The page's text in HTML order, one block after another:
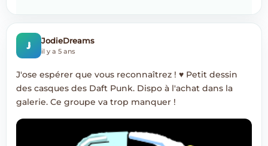
J JodieDreams
il y a 5 ans
J'ose espérer que vous reconnaîtrez ! ♥ Petit dessin
des casques des Daft Punk. Dispo à l'achat dans la
galerie. Ce groupe va trop manquer !